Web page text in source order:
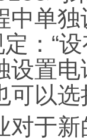
中单
：“
设置
可以
于新